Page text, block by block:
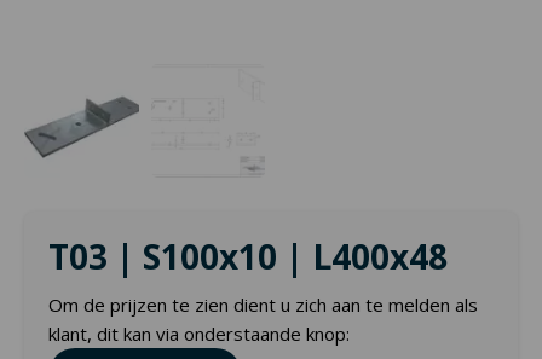
T03 | S100x10 | L400x48
Om de prijzen te zien dient u zich aan te melden als
klant, dit kan via onderstaande knop: